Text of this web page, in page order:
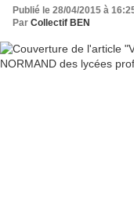
Publié le 28/04/2015 à
Par Collectif BEN